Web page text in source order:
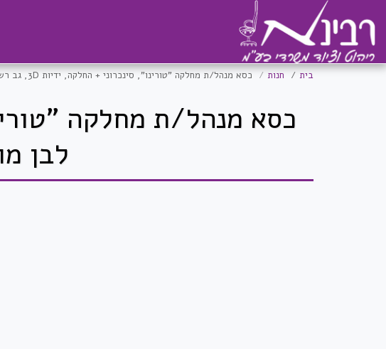
בית חנות כסא מנהל/ת מחלקה "טורינו", סינכרוני + החלקה, ידיות 3D, גב רשת לבן מושב כחול **במבצע**
לבן